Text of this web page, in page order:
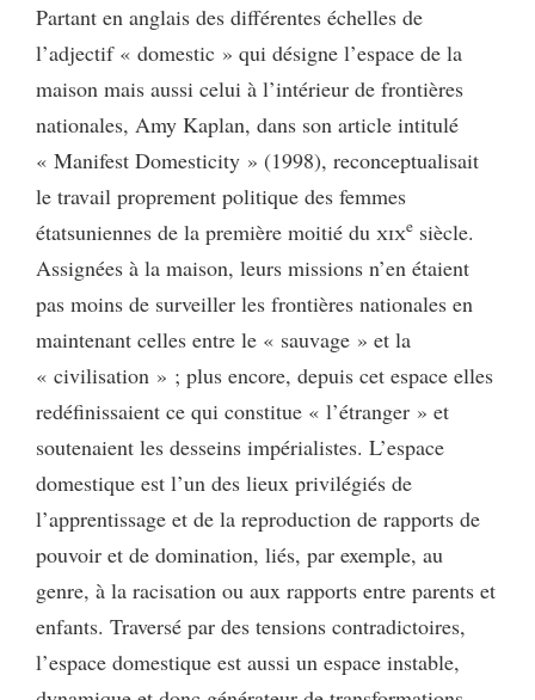
Partant en anglais des différentes échelles de
l’adjectif « domestic » qui désigne l’espace de la
maison mais aussi celui à l’intérieur de frontières
nationales, Amy Kaplan, dans son article intitulé
« Manifest Domesticity » (1998), reconceptualisait
le travail proprement politique des femmes
étatsuniennes de la première moitié du xixe siècle.
Assignées à la maison, leurs missions n’en étaient
pas moins de surveiller les frontières nationales en
maintenant celles entre le « sauvage » et la
« civilisation » ; plus encore, depuis cet espace elles
redéfinissaient ce qui constitue « l’étranger » et
soutenaient les desseins impérialistes. L’espace
domestique est l’un des lieux privilégiés de
l’apprentissage et de la reproduction de rapports de
pouvoir et de domination, liés, par exemple, au
genre, à la racisation ou aux rapports entre parents et
enfants. Traversé par des tensions contradictoires,
l’espace domestique est aussi un espace instable,